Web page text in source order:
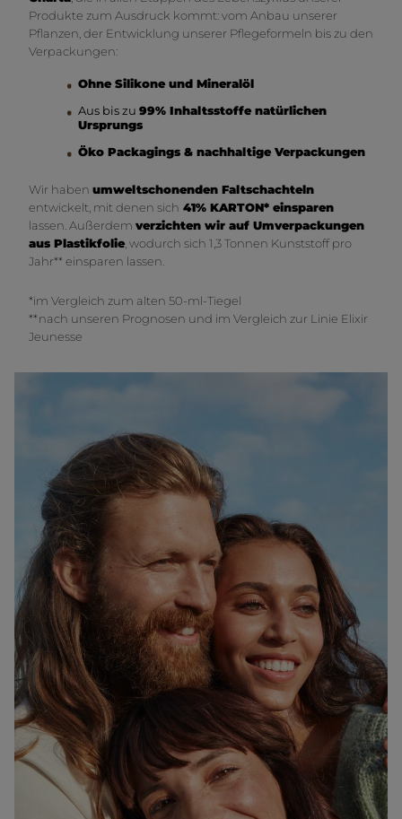
Produkte zum Ausdruck kommt: vom Anbau unserer
Pflanzen, der Entwicklung unserer Pflegeformeln bis zu den
Verpackungen:
Ohne Silikone und Mineralöl
Aus bis zu 99% Inhaltsstoffe natürlichen
Ursprungs
Öko Packagings & nachhaltige Verpackungen
Wir haben umweltschonenden Faltschachteln
entwickelt, mit denen sich 41% KARTON* einsparen
lassen. Außerdem verzichten wir auf Umverpackungen
aus Plastikfolie, wodurch sich 1,3 Tonnen Kunststoff pro
Jahr** einsparen lassen.
*im Vergleich zum alten 50-ml-Tiegel
**nach unseren Prognosen und im Vergleich zur Linie Elixir
Jeunesse